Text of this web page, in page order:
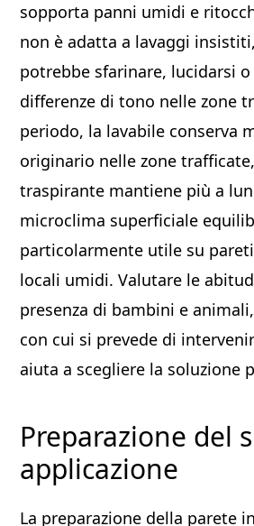
sopporta panni umidi e
non è adatta a lavaggi
potrebbe sfarinare, lucidarsi
differenze di tono nelle zone
periodo, la lavabile conserva
originario nelle zone
traspirante mantiene più a
microclima superficiale
particolarmente utile su
locali umidi. Valutare le
presenza di bambini e
con cui si prevede di
aiuta a scegliere la soluzione
Preparazione del
applicazione
La preparazione della parete